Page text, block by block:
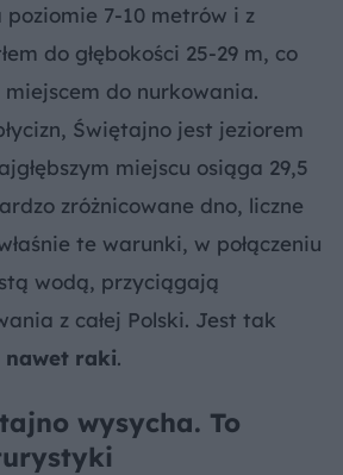
poziomie 7-10 metrów i z
do głębokości 25-29 m, co
do nurkowania.
Świętajno jest jeziorem
miejscu osiąga 29,5
zróżnicowane dno, liczne
te warunki, w połączeniu
wodą, przyciągają
z całej Polski. Jest tak
nawet raki.
wysycha. To